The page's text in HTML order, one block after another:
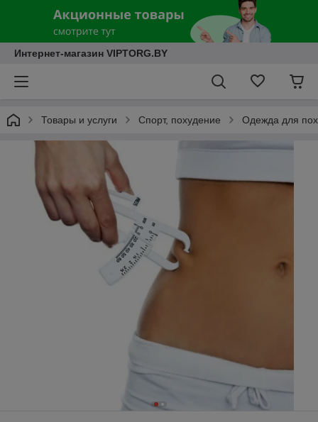
Интернет-магазин VIPTORG.BY
Товары и услуги Спорт, похудение Одежда для